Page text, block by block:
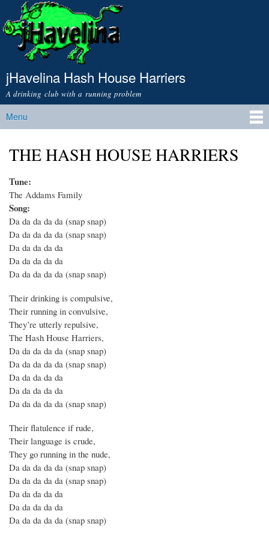
Skip to
main
content
jHavelina Hash House Harriers
A drinking club with a running problem
Main menu
Menu
THE HASH HOUSE HARRIERS
Tune:
The Addams Family
Song:
Da da da da da (snap snap)
Da da da da da (snap snap)
Da da da da da
Da da da da da
Da da da da da (snap snap)
Their drinking is compulsive,
Their running in convulsive,
They’re utterly repulsive,
The Hash House Harriers,
Da da da da da (snap snap)
Da da da da da (snap snap)
Da da da da da
Da da da da da
Da da da da da (snap snap)
Their flatulence if rude,
Their language is crude,
They go running in the nude,
Da da da da da (snap snap)
Da da da da da (snap snap)
Da da da da da
Da da da da da
Da da da da da (snap snap)